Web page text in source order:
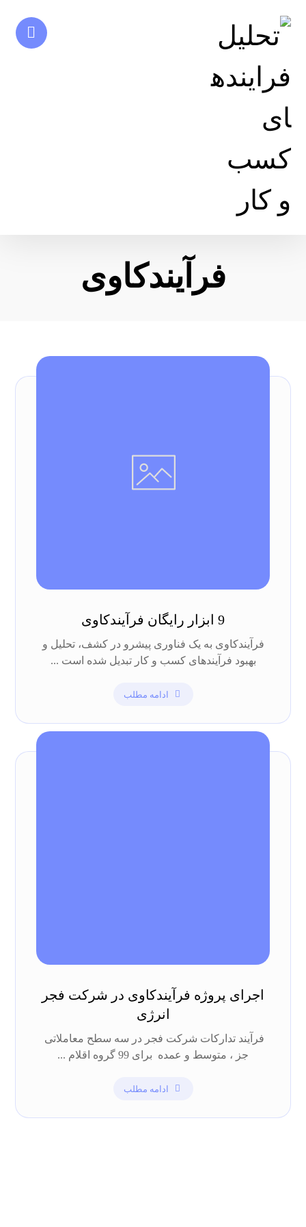
فرآیندکاوی
9 ابزار رایگان فرآیندکاوی
فرآیندکاوی به یک فناوری پیشرو در کشف، تحلیل و
بهبود فرآیند‌های کسب و کار تبدیل شده است ...
ادامه مطلب
اجرای پروژه فرآیندکاوی در شرکت فجر
انرژی
فرآیند تدارکات شرکت فجر در سه سطح معاملاتی
جز ، متوسط و عمده برای 99 گروه اقلام ...
ادامه مطلب